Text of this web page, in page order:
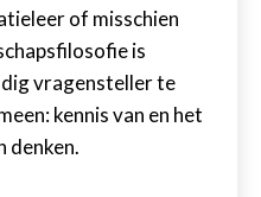
of misschien
is
vragensteller te
kennis van en het
denken.